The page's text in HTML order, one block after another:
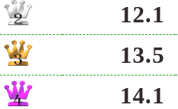
12.1
13.5
14.1